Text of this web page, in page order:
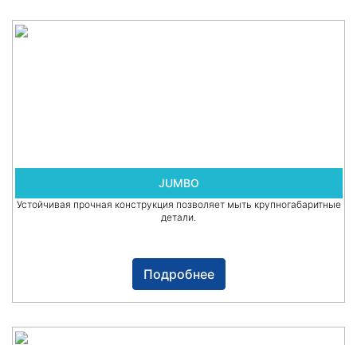
JUMBO
Устойчивая прочная конструкция позволяет мыть крупногабаритные
детали.
Подробнее